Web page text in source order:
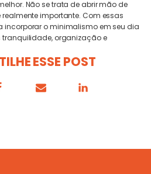
Não se trata de abrir mão de
importante. Com essas
incorporar o minimalismo em seu dia
organização e
ESSE POST